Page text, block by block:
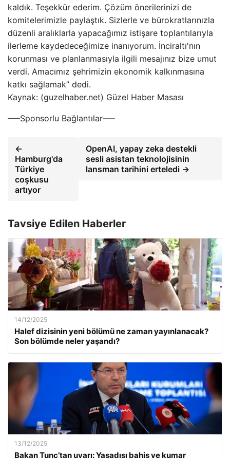
kaldık. Teşekkür ederim. Çözüm önerilerinizi de
komitelerimizle paylaştık. Sizlerle ve bürokratlarınızla
düzenli aralıklarla yapacağımız istişare toplantılarıyla
ilerleme kaydedeceğimize inanıyorum. İnciraltı'nın
korunması ve planlanmasıyla ilgili mesajınız bize umut
verdi. Amacımız şehrimizin ekonomik kalkınmasına
katkı sağlamak” dedi.
Kaynak: (guzelhaber.net) Güzel Haber Masası
—–Sponsorlu Bağlantılar—–
←
Hamburg'da
Türkiye
coşkusu
artıyor
OpenAI, yapay zeka destekli
sesli asistan teknolojisinin
lansman tarihini erteledi →
Tavsiye Edilen Haberler
14/12/2025
Halef dizisinin yeni bölümü ne zaman yayınlanacak?
Son bölümde neler yaşandı?
13/12/2025
Bakan Tunç’tan uyarı: Yasadışı bahis ve kumar